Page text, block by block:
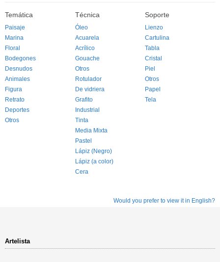
Temática
Paisaje
Marina
Floral
Bodegones
Desnudos
Animales
Figura
Retrato
Deportes
Otros
Técnica
Óleo
Acuarela
Acrílico
Gouache
Otros
Rotulador
De vidriera
Grafito
Industrial
Tinta
Media Mixta
Pastel
Lápiz (Negro)
Lápiz (a color)
Cera
Soporte
Lienzo
Cartulina
Tabla
Cristal
Piel
Otros
Papel
Tela
Would you prefer to view it in English?
Artelista